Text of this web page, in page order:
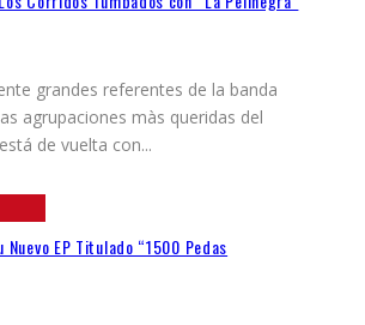
grandes referentes de la banda
agrupaciones màs queridas del
de vuelta con...
EP Titulado “1500 Pedas